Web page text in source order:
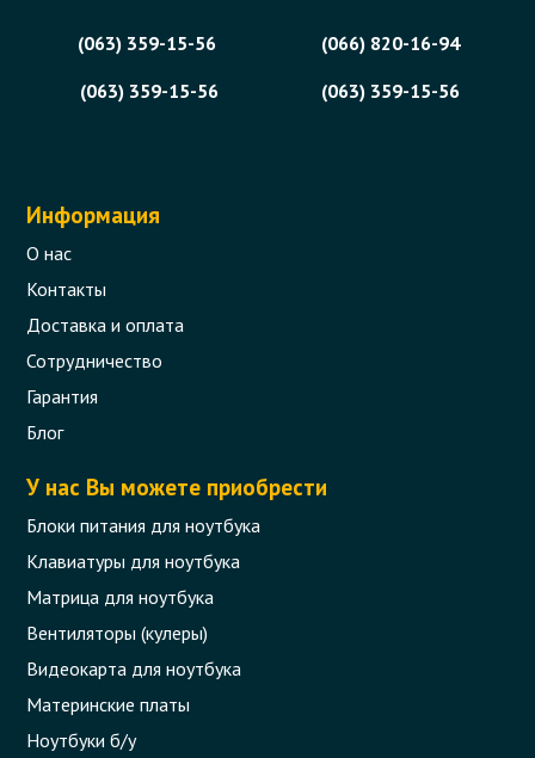
(063) 359-15-56
(066) 820-16-94
(063) 359-15-56
(063) 359-15-56
Информация
О нас
Контакты
Доставка и оплата
Сотрудничество
Гарантия
Блог
У нас Вы можете приобрести
Блоки питания для ноутбука
Клавиатуры для ноутбука
Матрица для ноутбука
Вентиляторы (кулеры)
Видеокарта для ноутбука
Материнские платы
Ноутбуки б/у